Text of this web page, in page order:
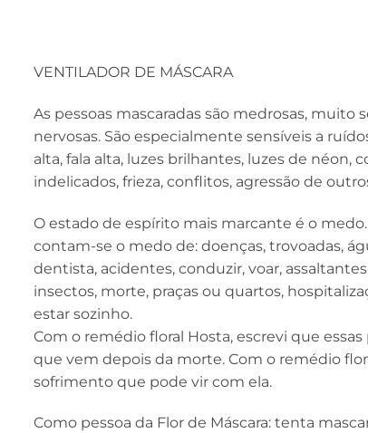
VENTILADOR DE MÁSCARA
As pessoas mascaradas são medrosas, muito
nervosas. São especialmente sensíveis a
alta, fala alta, luzes brilhantes, luzes de néon,
indelicados, frieza, conflitos, agressão de
O estado de espírito mais marcante é o
contam-se o medo de: doenças, trovoadas,
dentista, acidentes, conduzir, voar,
insectos, morte, praças ou quartos,
estar sozinho.
Com o remédio floral Hosta, escrevi que
que vem depois da morte. Com o remédio
sofrimento que pode vir com ela.
Como pessoa da Flor de Máscara: tenta